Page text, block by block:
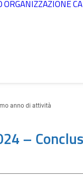
ORGANIZZAZIONE
anno di attività
–